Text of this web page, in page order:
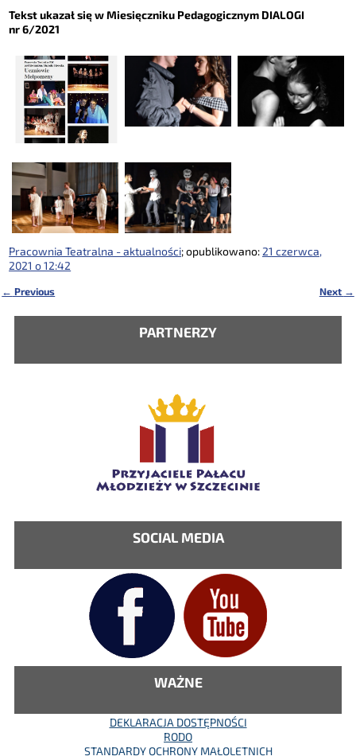
Tekst ukazał się w Miesięczniku Pedagogicznym DIALOGI
nr 6/2021
Pracownia Teatralna - aktualności; opublikowano:21 czerwca,
2021 o 12:42
← Previous Next →
PARTNERZY
SOCIAL MEDIA
WAŻNE
DEKLARACJA DOSTĘPNOŚCI
RODO
STANDARDY OCHRONY MAŁOLETNICH